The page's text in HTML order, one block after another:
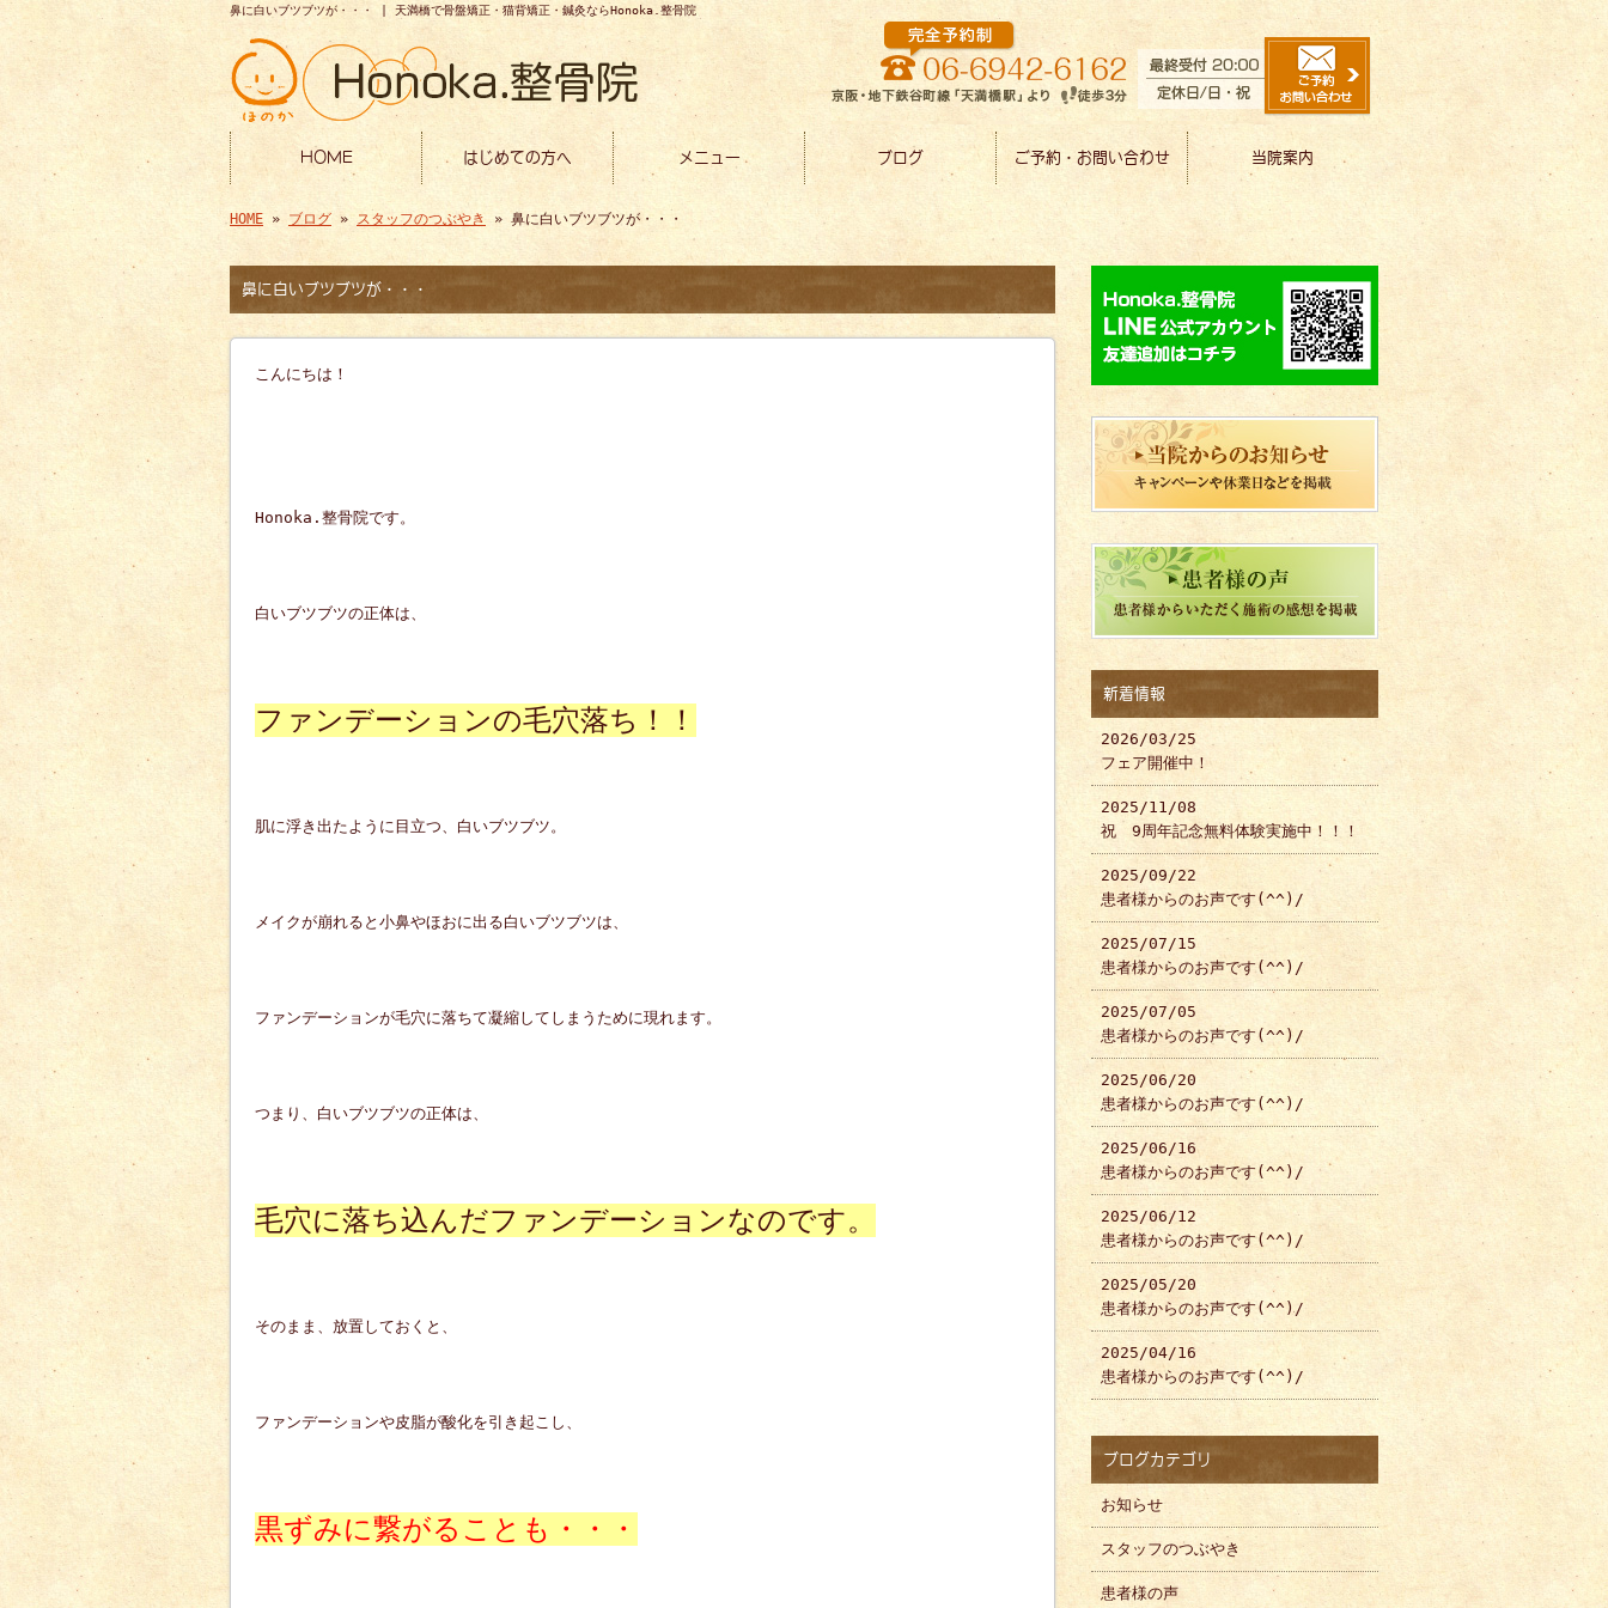
鼻に白いブツブツが・・・ | 天満橋で骨盤矯正・猫背矯正・鍼灸ならHonoka.整骨院
HOME はじめての方へ メニュー ブログ ご予約・お問い合わせ 当院案内
HOME » ブログ » スタッフのつぶやき » 鼻に白いブツブツが・・・
鼻に白いブツブツが・・・
こんにちは！
Honoka.整骨院です。
白いブツブツの正体は、
ファンデーションの毛穴落ち！！
肌に浮き出たように目立つ、白いブツブツ。
メイクが崩れると小鼻やほおに出る白いブツブツは、
ファンデーションが毛穴に落ちて凝縮してしまうために現れます。
つまり、白いブツブツの正体は、
毛穴に落ち込んだファンデーションなのです。
そのまま、放置しておくと、
ファンデーションや皮脂が酸化を引き起こし、
黒ずみに繋がることも・・・
新着情報
2026/03/25
フェア開催中！
2025/11/08
祝 9周年記念無料体験実施中！！！
2025/09/22
患者様からのお声です(^^)/
2025/07/15
患者様からのお声です(^^)/
2025/07/05
患者様からのお声です(^^)/
2025/06/20
患者様からのお声です(^^)/
2025/06/16
患者様からのお声です(^^)/
2025/06/12
患者様からのお声です(^^)/
2025/05/20
患者様からのお声です(^^)/
2025/04/16
患者様からのお声です(^^)/
ブログカテゴリ
お知らせ
スタッフのつぶやき
患者様の声